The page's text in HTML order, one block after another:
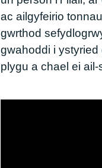
ac ailgyfeirio
gwrthod
gwahoddi i
plygu a chael ei